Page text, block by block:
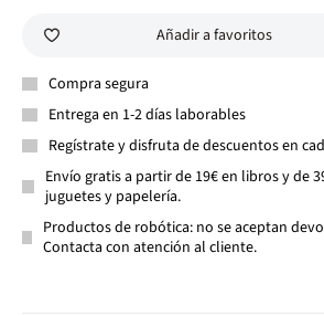
Añadir a favoritos
Compra segura
Entrega en 1-2 días laborables
Regístrate y disfruta de descuentos en
Envío gratis a partir de 19€ en libros y de
juguetes y papelería.
Productos de robótica: no se aceptan
Contacta con atención al cliente.